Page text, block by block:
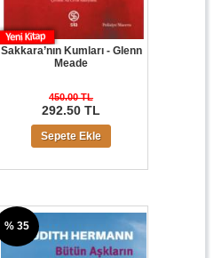
Sakkara’nın Kumları - Glenn
Meade
450.00 TL
292.50 TL
Sepete Ekle
% 35